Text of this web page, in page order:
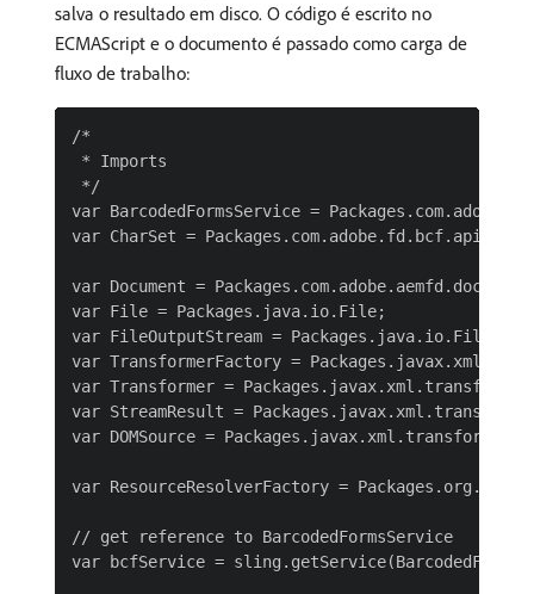
salva o resultado em disco. O código é escrito no
ECMAScript e o documento é passado como carga de
fluxo de trabalho:
/*
* Imports
*/
var BarcodedFormsService =
var CharSet =
var Document =
var File = Packages.java.io.File;
var FileOutputStream =
var TransformerFactory =
var Transformer =
var StreamResult =
var DOMSource =
var ResourceResolverFactory =
// get reference to BarcodedFormsService
var bcfService =